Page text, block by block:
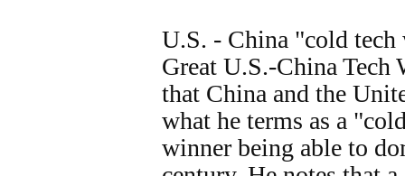
U.S. - China "cold
Great U.S.-China Tech
that China and the
what he terms as a
winner being able to